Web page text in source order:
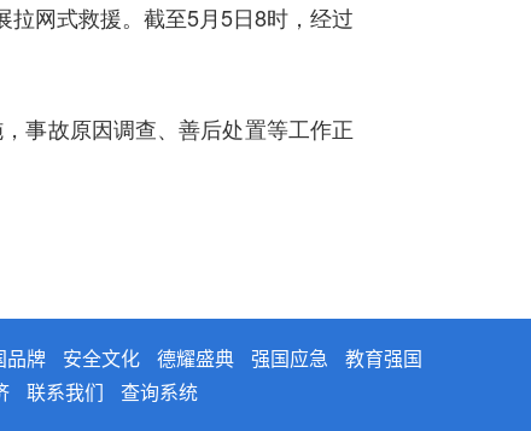
网式救援。截至5月5日8时，经过
事故原因调查、善后处置等工作正
品牌 安全文化 德耀盛典 强国应急
教育强国
联系我们 查询系统